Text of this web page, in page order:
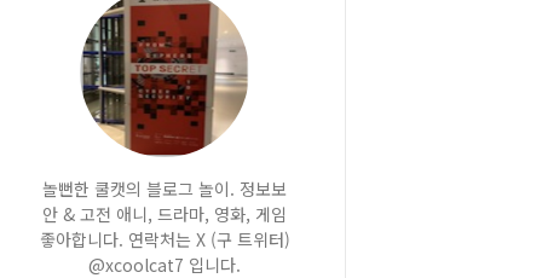
놀뻔한 쿨캣의 블로그 놀이. 정보보
안 & 고전 애니, 드라마, 영화, 게임
좋아합니다. 연락처는 X (구 트위터)
@xcoolcat7 입니다.